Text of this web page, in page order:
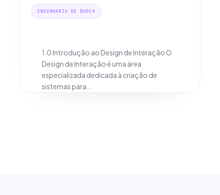
ENGENHARIA DE BUSCA
1.0 Introdução ao Design de Interação O
Design de Interação é uma área
especializada dedicada à criação de
sistemas para…